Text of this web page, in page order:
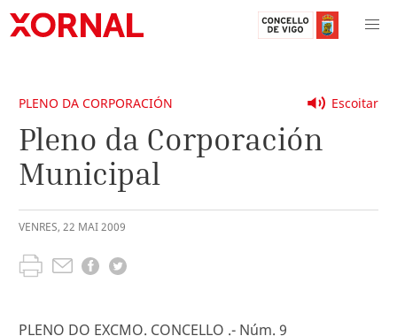
Escoitar
PLENO DA CORPORACIÓN
Pleno da Corporación
Municipal
VENRES, 22 MAI2009
PLENO DO EXCMO. CONCELLO .- Núm. 9